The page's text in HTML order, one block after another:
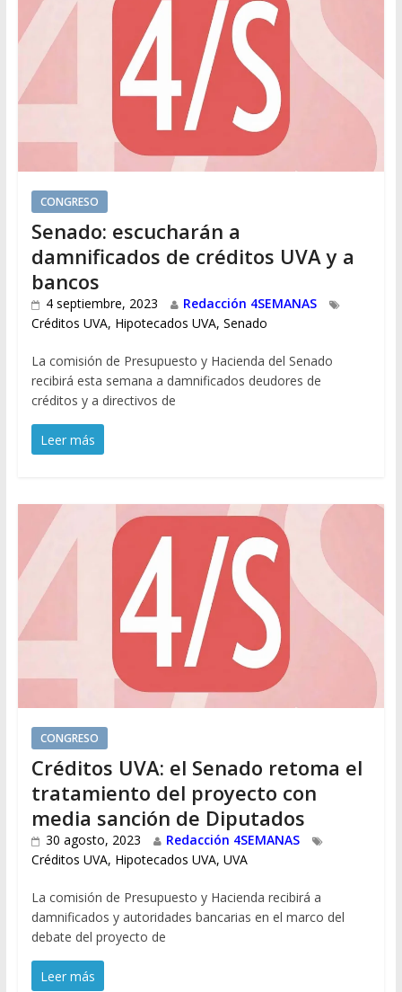
CONGRESO
Senado: escucharán a
damnificados de créditos UVA y a
bancos
4 septiembre, 2023
Redacción 4SEMANAS
Créditos UVA, Hipotecados UVA, Senado
La comisión de Presupuesto y Hacienda del Senado
recibirá esta semana a damnificados deudores de
créditos y a directivos de
Leer más
CONGRESO
Créditos UVA: el Senado retoma el
tratamiento del proyecto con
media sanción de Diputados
30 agosto, 2023
Redacción 4SEMANAS
Créditos UVA, Hipotecados UVA, UVA
La comisión de Presupuesto y Hacienda recibirá a
damnificados y autoridades bancarias en el marco del
debate del proyecto de
Leer más